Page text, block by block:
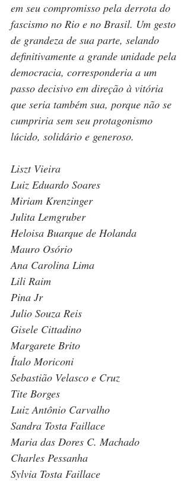
em seu compromisso pela derrota do
fascismo no Rio e no Brasil. Um gesto
de grandeza de sua parte, selando
definitivamente a grande unidade pela
democracia, corresponderia a um
passo decisivo em direção à vitória
que seria também sua, porque não se
cumpriria sem seu protagonismo
lúcido, solidário e generoso.
Liszt Vieira
Luiz Eduardo Soares
Miriam Krenzinger
Julita Lemgruber
Heloisa Buarque de Holanda
Mauro Osório
Ana Carolina Lima
Lili Raim
Pina Jr
Julio Souza Reis
Gisele Cittadino
Margarete Brito
Ítalo Moriconi
Sebastião Velasco e Cruz
Tite Borges
Luiz Antônio Carvalho
Sandra Tosta Faillace
Maria das Dores C. Machado
Charles Pessanha
Sylvia Tosta Faillace